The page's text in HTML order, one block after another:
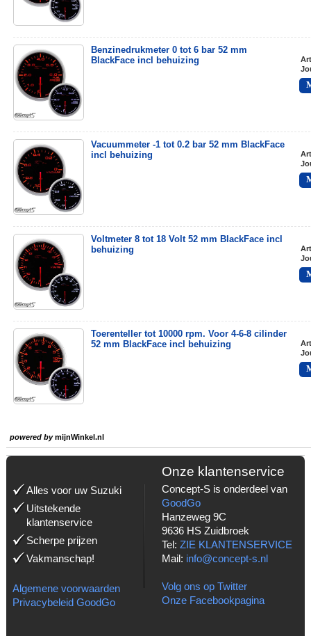
Benzinedrukmeter 0 tot 6 bar 52 mm
BlackFace incl behuizing
Vacuummeter -1 tot 0.2 bar 52 mm BlackFace
incl behuizing
Voltmeter 8 tot 18 Volt 52 mm BlackFace incl
behuizing
Toerenteller tot 10000 rpm. Voor 4-6-8 cilinder
52 mm BlackFace incl behuizing
powered bymijnWinkel.nl
Alles voor uw Suzuki
Uitstekende
klantenservice
Scherpe prijzen
Vakmanschap!
Algemene voorwaarden
Privacybeleid GoodGo
Onze klantenservice
Concept-S is onderdeel van
GoodGo
Hanzeweg 9C
9636 HS Zuidbroek
Tel: ZIE KLANTENSERVICE
Mail: info@concept-s.nl
Volg ons op Twitter
Onze Facebookpagina